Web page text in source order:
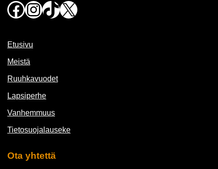
Facebook
Instagram
TikTok
X
Etusivu
Meistä
Ruuhkavuodet
Lapsiperhe
Vanhemmuus
Tietosuojalauseke
Ota yhtettä